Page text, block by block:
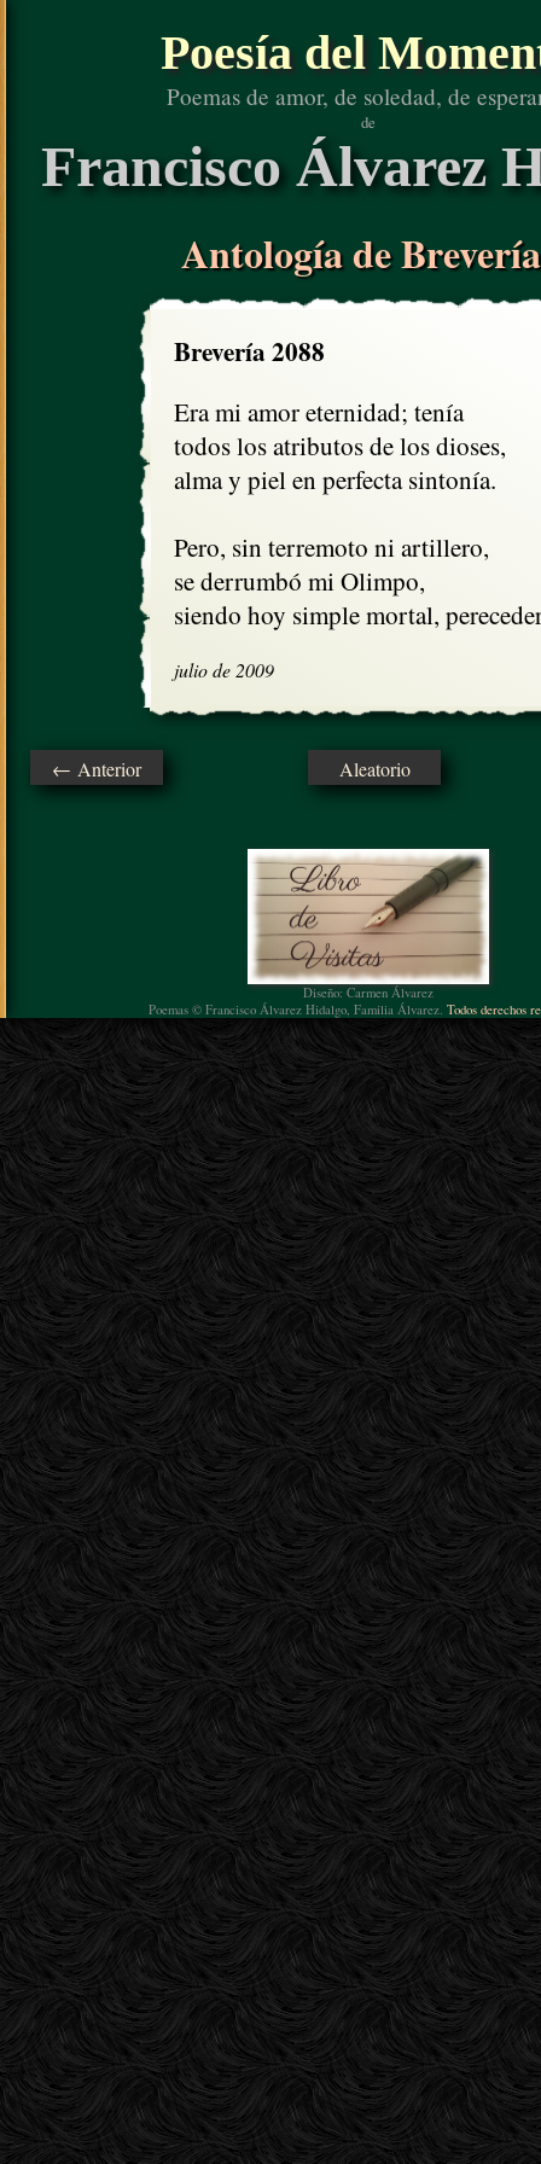
Poesía del
Poemas de amor, de soledad, de
de
Francisco Álvarez
Antología de
Brevería 2088
Era mi amor eternidad; tenía
todos los atributos de los dioses,
alma y piel en perfecta sintonía.
Pero, sin terremoto ni artillero,
se derrumbó mi Olimpo,
siendo hoy simple mortal,
julio de 2009
← Anterior Aleatorio
Diseño: Carmen Álvarez
Poemas © Francisco Álvarez Hidalgo, Familia Álvarez. Todos derechos